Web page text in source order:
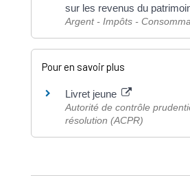
sur les revenus du
Argent - Impôts -
Pour en savoir plus
Livret jeune
Autorité de contrôle
résolution (ACPR)